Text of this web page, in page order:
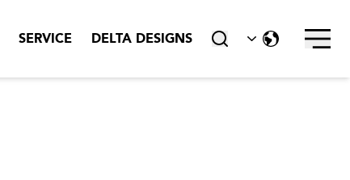
SERVICE DELTA DESIGNS close